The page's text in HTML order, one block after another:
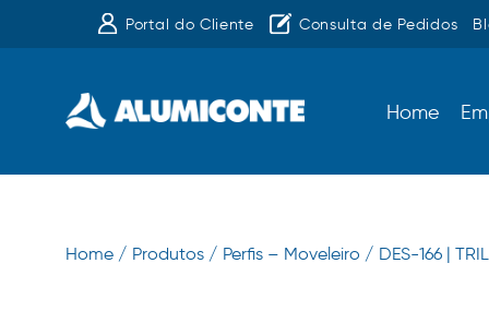
Portal do Cliente Consulta de Pedidos
Home
Home / Produtos / Perfis – Moveleiro / DES-166 |